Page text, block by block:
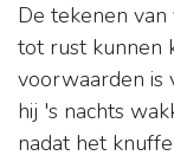
De tekenen van
tot rust kunnen
voorwaarden is
hij 's nachts
nadat het